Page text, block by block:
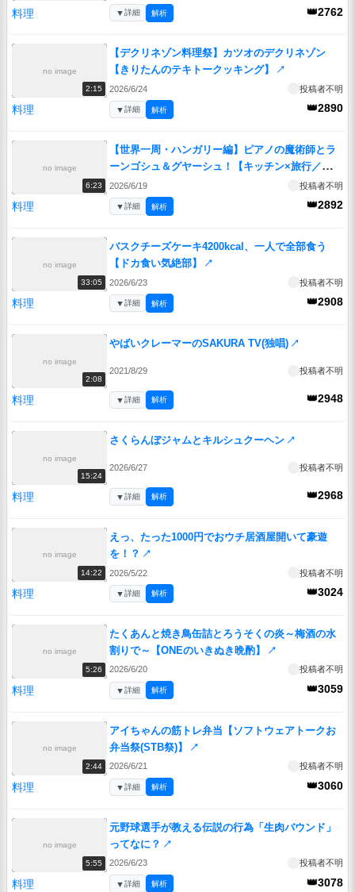
料理 👑2762
▼詳細 解析
no image
2:15
【デクリネゾン料理祭】カツオのデクリネゾン
【きりたんのテキトークッキング】
↗
2026/6/24 投稿者不明
料理 👑2890
▼詳細 解析
no image
6:23
【世界一周・ハンガリー編】ピアノの魔術師とラ
ーンゴシュ＆グヤーシュ！【キッチン×旅行／地球
ぐるっと旅！】
2026/6/19 投稿者不明
料理 👑2892
▼詳細 解析
no image
33:05
バスクチーズケーキ4200kcal、一人で全部食う
【ドカ食い気絶部】
↗
2026/6/23 投稿者不明
料理 👑2908
▼詳細 解析
no image
2:08
やばいクレーマーのSAKURA TV(独唱) ↗
2021/8/29 投稿者不明
料理 👑2948
▼詳細 解析
no image
15:24
さくらんぼジャムとキルシュクーヘン ↗
2026/6/27 投稿者不明
料理 👑2968
▼詳細 解析
no image
14:22
えっ、たった1000円でおウチ居酒屋開いて豪遊
を！？ ↗
2026/5/22 投稿者不明
料理 👑3024
▼詳細 解析
no image
5:26
たくあんと焼き鳥缶詰とろうそくの炎～梅酒の水
割りで～【ONEのいきぬき晩酌】
↗
2026/6/20 投稿者不明
料理 👑3059
▼詳細 解析
no image
2:44
アイちゃんの筋トレ弁当【ソフトウェアトークお
弁当祭(STB祭)】
↗
2026/6/21 投稿者不明
料理 👑3060
▼詳細 解析
no image
5:55
元野球選手が教える伝説の行為「生肉バウンド」
ってなに？ ↗
2026/6/23 投稿者不明
料理 👑3078
▼詳細 解析